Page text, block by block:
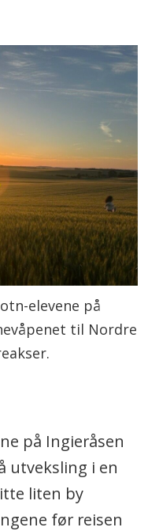
elevene på
til Nordre
på Ingieråsen
utveksling i en
liten by
før reisen